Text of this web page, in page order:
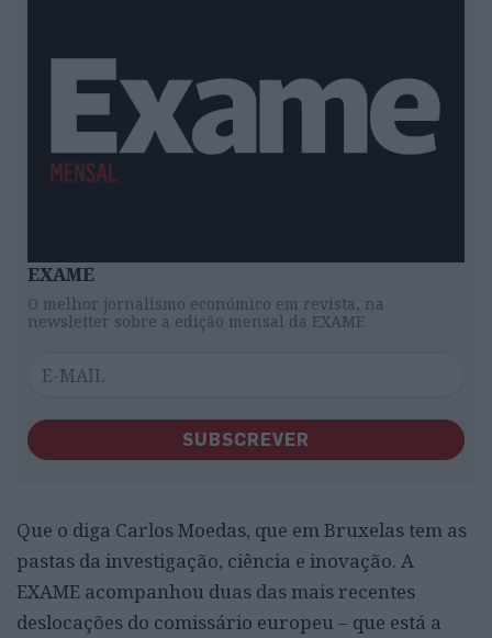
EXAME
O melhor jornalismo económico em revista, na
newsletter sobre a edição mensal da EXAME
SUBSCREVER
Que o diga Carlos Moedas, que em Bruxelas tem as
pastas da investigação, ciência e inovação. A
EXAME acompanhou duas das mais recentes
deslocações do comissário europeu – que está a